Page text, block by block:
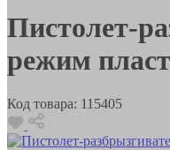
Пистолет-
режим
Код товара: 115405